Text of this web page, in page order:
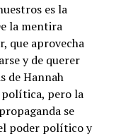
es la
la mentira
que aprovecha
y de querer
de Hannah
política, pero la
se
poder político y